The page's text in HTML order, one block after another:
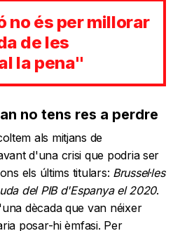
no és per millorar
de les
la pena"
no tens res a perdre
als mitjans de
d'una crisi que podria ser
els últims titulars: Brussel·les
del PIB d'Espanya el 2020.
dècada que van néixer
posar-hi èmfasi. Per